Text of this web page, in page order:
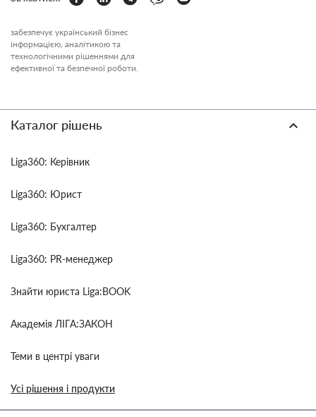
забезпечує український бізнес
інформацією, аналітикою та
технологічними рішеннями для
ефективної та безпечної роботи.
Каталог рішень
Liga360: Керівник
Liga360: Юрист
Liga360: Бухгалтер
Liga360: PR-менеджер
Знайти юриста Liga:BOOK
Академія ЛІГА:ЗАКОН
Теми в центрі уваги
Усі рішення і продукти